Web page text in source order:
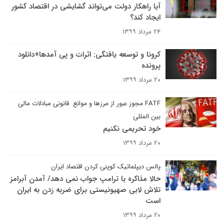
آیا راهکار دولت می‌تواند گشایشی در اقتصاد کشور
ایجاد کند؟
۲۴ مرداد ۱۳۹۹
کرونا و توسعه یافتگی: اثرات و پی آمدها+دانلود
پرونده
۲۰ مرداد ۱۳۹۹
FATF مجوز عبور از مرزها و موانع قانونی مبادلات مالی
بین المللی
خود تحریمی نکنیم
۲۰ مرداد ۱۳۹۹
پالس دیپلماتیک کوپنی کردن اقتصاد ایران
حالا مذاکره با ترامپ جواب نمی دهد/ آمدن آبرامز
تلاش لابی صهیونیستی برای ضربه زدن به ایران
است
۲۰ مرداد ۱۳۹۹